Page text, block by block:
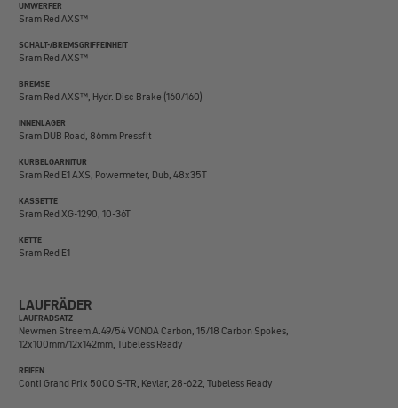
UMWERFER
Sram Red AXS™
SCHALT-/BREMSGRIFFEINHEIT
Sram Red AXS™
BREMSE
Sram Red AXS™, Hydr. Disc Brake (160/160)
INNENLAGER
Sram DUB Road, 86mm Pressfit
KURBELGARNITUR
Sram Red E1 AXS, Powermeter, Dub, 48x35T
KASSETTE
Sram Red XG-1290, 10-36T
KETTE
Sram Red E1
LAUFRÄDER
LAUFRADSATZ
Newmen Streem A.49/54 VONOA Carbon, 15/18 Carbon Spokes,
12x100mm/12x142mm, Tubeless Ready
REIFEN
Conti Grand Prix 5000 S-TR, Kevlar, 28-622, Tubeless Ready